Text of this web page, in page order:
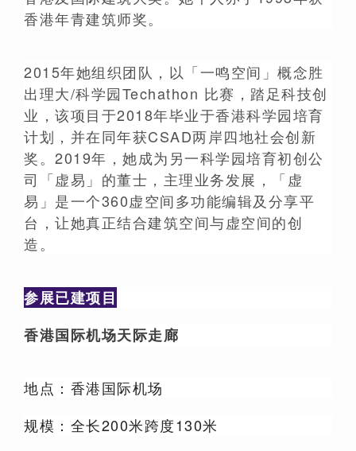
香港年青建筑师奖。
2015年她组织团队，以「一鸣空间」概念胜
出理大/科学园Techathon 比赛，踏足科技创
业，该项目于2018年毕业于香港科学园培育
计划，并在同年获CSAD两岸四地社会创新
奖。2019年，她成为另一科学园培育初创公
司「虚易」的董士，主理业务发展，「虚
易」是一个360虚空间多功能编辑及分享平
台，让她真正结合建筑空间与虚空间的创
造。
参展已建项目
香港国际机场天际走廊
地点：香港国际机场
规模：全长200米跨度130米